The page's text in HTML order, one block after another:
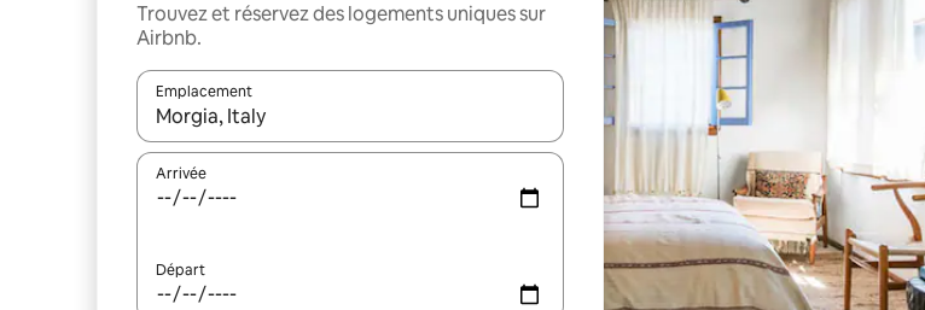
Trouvez et réservez des logements uniques sur
Airbnb.
Emplacement
Quand les résultats sont affichés, parcourez-les en utilisant les flèches vers le haut et vers le bas,
Arrivée
Départ